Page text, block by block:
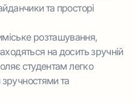
та просторі
розташування,
на досить зручній
студентам легко
та